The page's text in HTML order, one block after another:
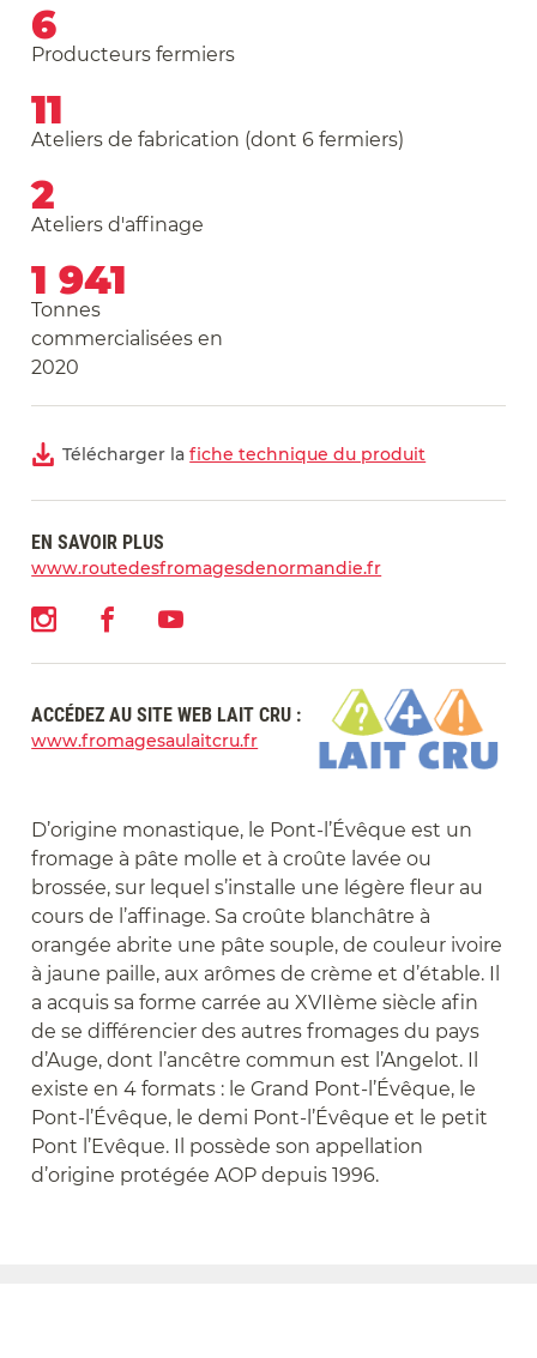
6
Producteurs fermiers
11
Ateliers de fabrication (dont 6 fermiers)
2
Ateliers d'affinage
1 941
Tonnes
commercialisées en
2020
Télécharger lafiche technique du produit
EN SAVOIR PLUS
www.routedesfromagesdenormandie.fr
ACCÉDEZ AU SITE WEB LAIT CRU :
www.fromagesaulaitcru.fr
D’origine monastique, le Pont-l’Évêque est un
fromage à pâte molle et à croûte lavée ou
brossée, sur lequel s’installe une légère fleur au
cours de l’affinage. Sa croûte blanchâtre à
orangée abrite une pâte souple, de couleur ivoire
à jaune paille, aux arômes de crème et d’étable. Il
a acquis sa forme carrée au XVIIème siècle afin
de se différencier des autres fromages du pays
d’Auge, dont l’ancêtre commun est l’Angelot. Il
existe en 4 formats : le Grand Pont-l’Évêque, le
Pont-l’Évêque, le demi Pont-l’Évêque et le petit
Pont l’Evêque. Il possède son appellation
d’origine protégée AOP depuis 1996.